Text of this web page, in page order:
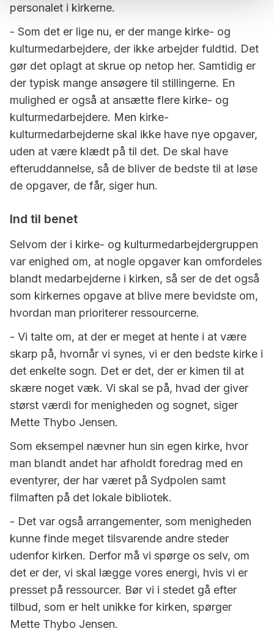
personalet i kirkerne.
- Som det er lige nu, er der mange kirke- og
kulturmedarbejdere, der ikke arbejder fuldtid. Det
gør det oplagt at skrue op netop her. Samtidig er
der typisk mange ansøgere til stillingerne. En
mulighed er også at ansætte flere kirke- og
kulturmedarbejdere. Men kirke-
kulturmedarbejderne skal ikke have nye opgaver,
uden at være klædt på til det. De skal have
efteruddannelse, så de bliver de bedste til at løse
de opgaver, de får, siger hun.
Ind til benet
Selvom der i kirke- og kulturmedarbejdergruppen
var enighed om, at nogle opgaver kan omfordeles
blandt medarbejderne i kirken, så ser de det også
som kirkernes opgave at blive mere bevidste om,
hvordan man prioriterer ressourcerne.
- Vi talte om, at der er meget at hente i at være
skarp på, hvornår vi synes, vi er den bedste kirke i
det enkelte sogn. Det er det, der er kimen til at
skære noget væk. Vi skal se på, hvad der giver
størst værdi for menigheden og sognet, siger
Mette Thybo Jensen.
Som eksempel nævner hun sin egen kirke, hvor
man blandt andet har afholdt foredrag med en
eventyrer, der har været på Sydpolen samt
filmaften på det lokale bibliotek.
- Det var også arrangementer, som menigheden
kunne finde meget tilsvarende andre steder
udenfor kirken. Derfor må vi spørge os selv, om
det er der, vi skal lægge vores energi, hvis vi er
presset på ressourcer. Bør vi i stedet gå efter
tilbud, som er helt unikke for kirken, spørger
Mette Thybo Jensen.